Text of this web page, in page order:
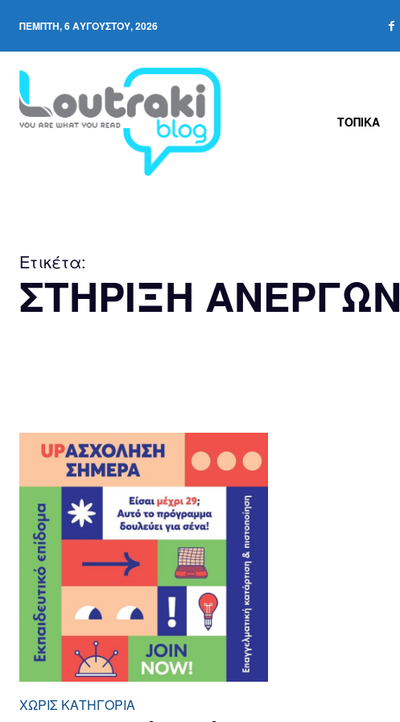
ΠΈΜΠΤΗ, 6 ΑΥΓΟΎΣΤΟΥ, 2026
ΤΟΠΙΚΑ
Ετικέτα:
ΣΤΗΡΙΞΗ ΑΝΕΡΓΩΝ
ΧΩΡΊΣ ΚΑΤΗΓΟΡΊΑ